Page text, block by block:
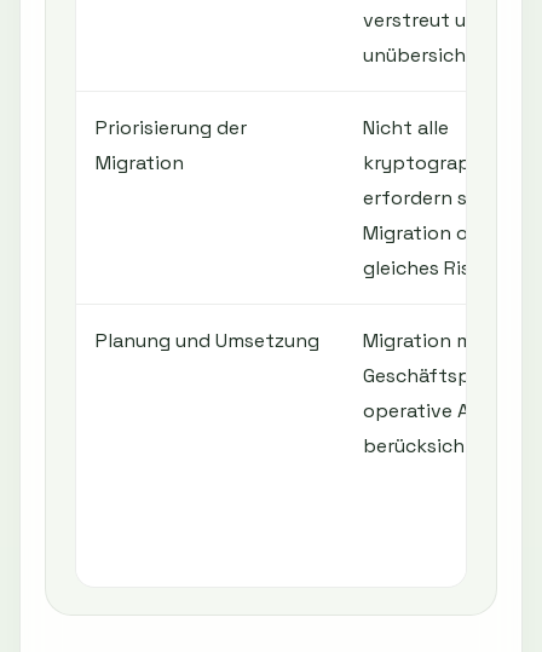
verstreut und
unübersichtlich.
Priorisierung der
Migration
Nicht alle
erfordern
Migration oder
gleiches Risiko.
Planung und Umsetzung
Migration muss
operative Abläufe
berücksichtigen.